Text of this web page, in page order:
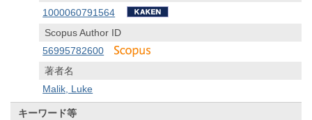
1000060791564
Scopus Author ID
56995782600
著者名
Malik, Luke
キーワード等